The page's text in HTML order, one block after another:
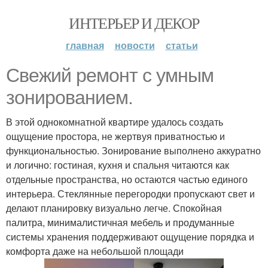
ИНТЕРЬЕР И ДЕКОР
главная новости статьи
Свежий ремонт с умным
зонированием.
В этой однокомнатной квартире удалось создать
ощущение простора, не жертвуя приватностью и
функциональностью. Зонирование выполнено аккуратно
и логично: гостиная, кухня и спальня читаются как
отдельные пространства, но остаются частью единого
интерьера. Стеклянные перегородки пропускают свет и
делают планировку визуально легче. Спокойная
палитра, минималистичная мебель и продуманные
системы хранения поддерживают ощущение порядка и
комфорта даже на небольшой площади